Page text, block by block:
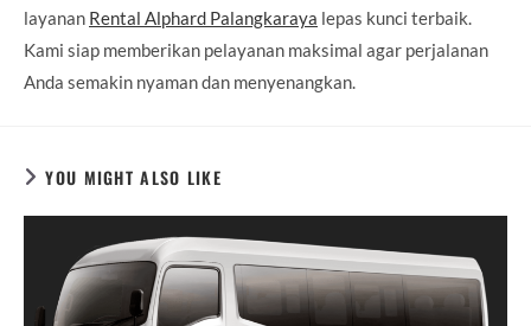
layanan Rental Alphard Palangkaraya lepas kunci terbaik.
Kami siap memberikan pelayanan maksimal agar perjalanan
Anda semakin nyaman dan menyenangkan.
YOU MIGHT ALSO LIKE